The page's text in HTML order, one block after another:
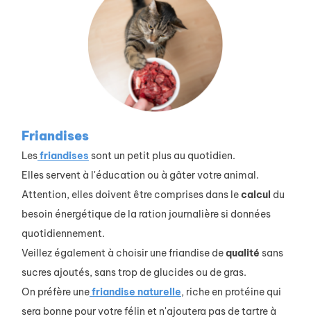
Friandises
Lesfriandises sont un petit plus au quotidien.
Elles servent à l'éducation ou à gâter votre animal.
Attention, elles doivent être comprises dans lecalcul du
besoin énergétique de la ration journalière si données
quotidiennement.
Veillez également à choisir une friandise dequalité sans
sucres ajoutés, sans trop de glucides ou de gras.
On préfère unefriandise naturelle, riche en protéine qui
sera bonne pour votre félin et n'ajoutera pas de tartre à